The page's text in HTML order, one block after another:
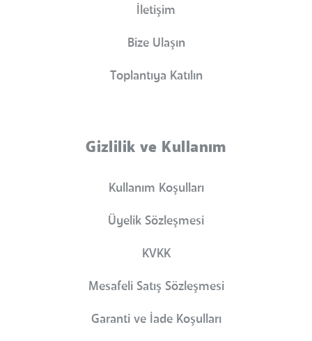
İletişim
Bize Ulaşın
Toplantıya Katılın
Gizlilik ve Kullanım
Kullanım Koşulları
Üyelik Sözleşmesi
KVKK
Mesafeli Satış Sözleşmesi
Garanti ve İade Koşulları